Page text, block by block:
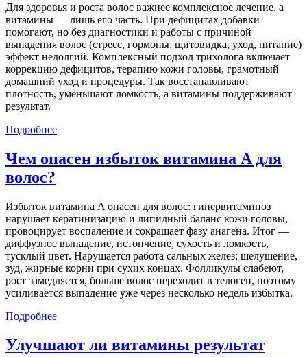
Для здоровья и роста волос важнее комплексное лечение, а
витамины — лишь его часть. При дефицитах добавки
помогают, но без диагностики и работы с причиной
выпадения волос (стресс, гормоны, щитовидка, уход, питание)
эффект недолгий. Комплексный подход трихолога включает
коррекцию дефицитов, терапию кожи головы, грамотный
домашний уход и процедуры. Так восстанавливают
плотность, уменьшают ломкость, а витамины поддерживают
результат.
Подробнее
Чем опасен избыток витамина A для
волос?
Избыток витамина A опасен для волос: гипервитаминоз
нарушает кератинизацию и липидный баланс кожи головы,
провоцирует воспаление и сокращает фазу анагена. Итог —
диффузное выпадение, истончение, сухость и ломкость,
тусклый цвет. Нарушается работа сальных желез: шелушение,
зуд, жирные корни при сухих концах. Фолликулы слабеют,
рост замедляется, больше волос переходит в телоген, поэтому
усиливается выпадение уже через несколько недель избытка.
Подробнее
Улучшают ли витамины результат